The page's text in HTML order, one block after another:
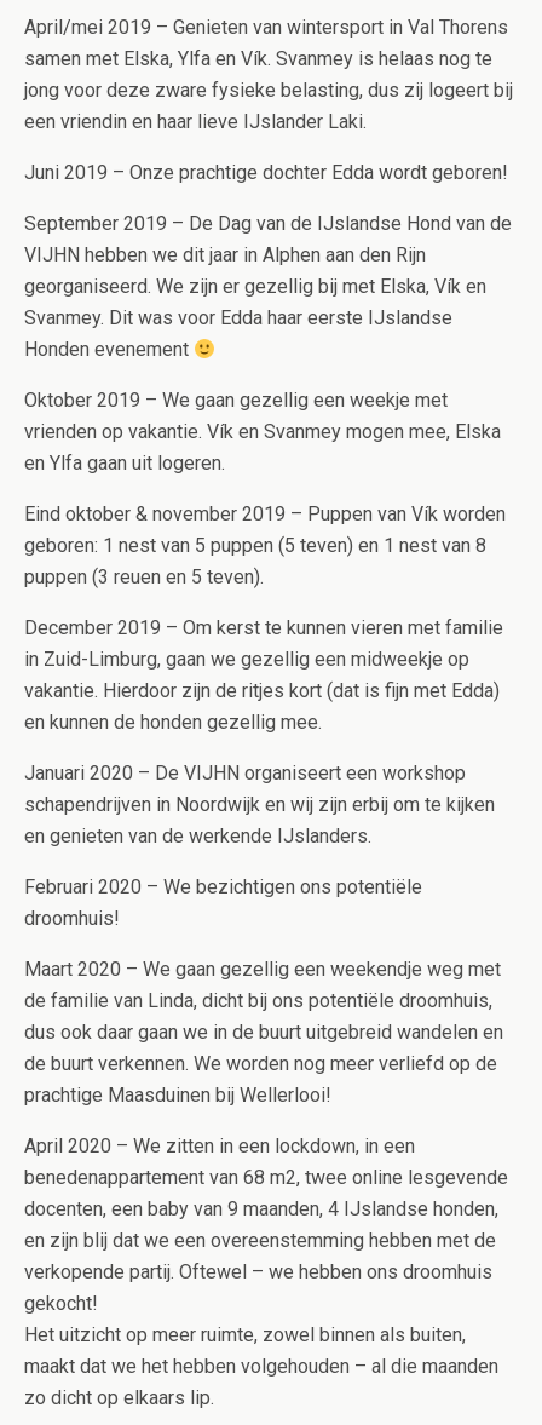
April/mei 2019 – Genieten van wintersport in Val Thorens
samen met Elska, Ylfa en Vík. Svanmey is helaas nog te
jong voor deze zware fysieke belasting, dus zij logeert bij
een vriendin en haar lieve IJslander Laki.
Juni 2019 – Onze prachtige dochter Edda wordt geboren!
September 2019 – De Dag van de IJslandse Hond van de
VIJHN hebben we dit jaar in Alphen aan den Rijn
georganiseerd. We zijn er gezellig bij met Elska, Vík en
Svanmey. Dit was voor Edda haar eerste IJslandse
Honden evenement
Oktober 2019 – We gaan gezellig een weekje met
vrienden op vakantie. Vík en Svanmey mogen mee, Elska
en Ylfa gaan uit logeren.
Eind oktober & november 2019 – Puppen van Vík worden
geboren: 1 nest van 5 puppen (5 teven) en 1 nest van 8
puppen (3 reuen en 5 teven).
December 2019 – Om kerst te kunnen vieren met familie
in Zuid-Limburg, gaan we gezellig een midweekje op
vakantie. Hierdoor zijn de ritjes kort (dat is fijn met Edda)
en kunnen de honden gezellig mee.
Januari 2020 – De VIJHN organiseert een workshop
schapendrijven in Noordwijk en wij zijn erbij om te kijken
en genieten van de werkende IJslanders.
Februari 2020 – We bezichtigen ons potentiële
droomhuis!
Maart 2020 – We gaan gezellig een weekendje weg met
de familie van Linda, dicht bij ons potentiële droomhuis,
dus ook daar gaan we in de buurt uitgebreid wandelen en
de buurt verkennen. We worden nog meer verliefd op de
prachtige Maasduinen bij Wellerlooi!
April 2020 – We zitten in een lockdown, in een
benedenappartement van 68 m2, twee online lesgevende
docenten, een baby van 9 maanden, 4 IJslandse honden,
en zijn blij dat we een overeenstemming hebben met de
verkopende partij. Oftewel – we hebben ons droomhuis
gekocht!
Het uitzicht op meer ruimte, zowel binnen als buiten,
maakt dat we het hebben volgehouden – al die maanden
zo dicht op elkaars lip.